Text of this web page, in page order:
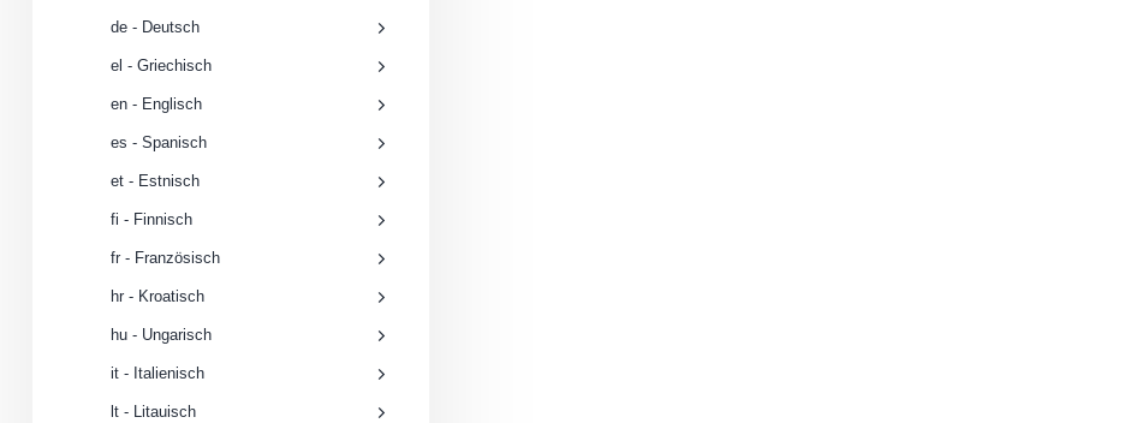
de - Deutsch
el - Griechisch
en - Englisch
es - Spanisch
et - Estnisch
fi - Finnisch
fr - Französisch
hr - Kroatisch
hu - Ungarisch
it - Italienisch
lt - Litauisch